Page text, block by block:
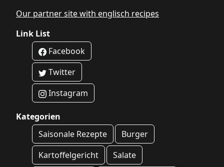
Our partner site with englisch recipes
Link List
Facebook
Twitter
Instagram
Kategorien
Saisonale Rezepte
Burger
Kartoffelgericht
Salate